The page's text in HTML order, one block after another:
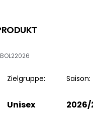
Zielgruppe:
Unisex
Saison:
2026/